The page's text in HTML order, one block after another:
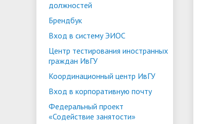
должностей
Брендбук
Вход в систему ЭИОС
Центр тестирования иностранных
граждан ИвГУ
Координационный центр ИвГУ
Вход в корпоративную почту
Федеральный проект
«Содействие занятости»